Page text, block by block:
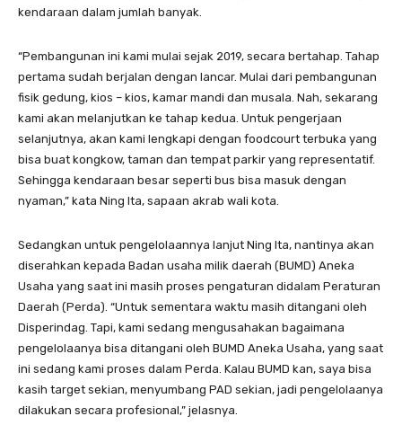
kendaraan dalam jumlah banyak.
“Pembangunan ini kami mulai sejak 2019, secara bertahap. Tahap
pertama sudah berjalan dengan lancar. Mulai dari pembangunan
fisik gedung, kios – kios, kamar mandi dan musala. Nah, sekarang
kami akan melanjutkan ke tahap kedua. Untuk pengerjaan
selanjutnya, akan kami lengkapi dengan foodcourt terbuka yang
bisa buat kongkow, taman dan tempat parkir yang representatif.
Sehingga kendaraan besar seperti bus bisa masuk dengan
nyaman,” kata Ning Ita, sapaan akrab wali kota.
Sedangkan untuk pengelolaannya lanjut Ning Ita, nantinya akan
diserahkan kepada Badan usaha milik daerah (BUMD) Aneka
Usaha yang saat ini masih proses pengaturan didalam Peraturan
Daerah (Perda). “Untuk sementara waktu masih ditangani oleh
Disperindag. Tapi, kami sedang mengusahakan bagaimana
pengelolaanya bisa ditangani oleh BUMD Aneka Usaha, yang saat
ini sedang kami proses dalam Perda. Kalau BUMD kan, saya bisa
kasih target sekian, menyumbang PAD sekian, jadi pengelolaanya
dilakukan secara profesional,” jelasnya.